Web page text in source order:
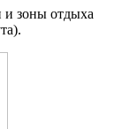
и зоны отдыха